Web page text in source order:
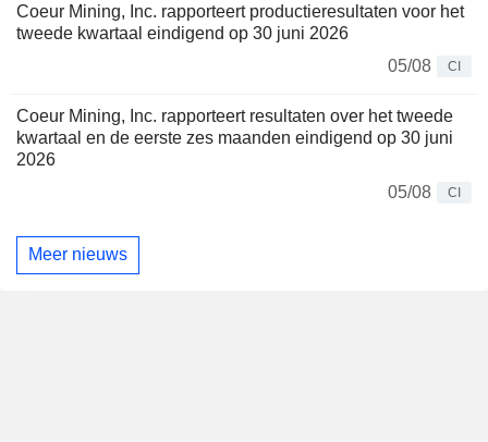
Coeur Mining, Inc. rapporteert productieresultaten voor het
tweede kwartaal eindigend op 30 juni 2026
05/08
CI
Coeur Mining, Inc. rapporteert resultaten over het tweede
kwartaal en de eerste zes maanden eindigend op 30 juni
2026
05/08
CI
Meer nieuws